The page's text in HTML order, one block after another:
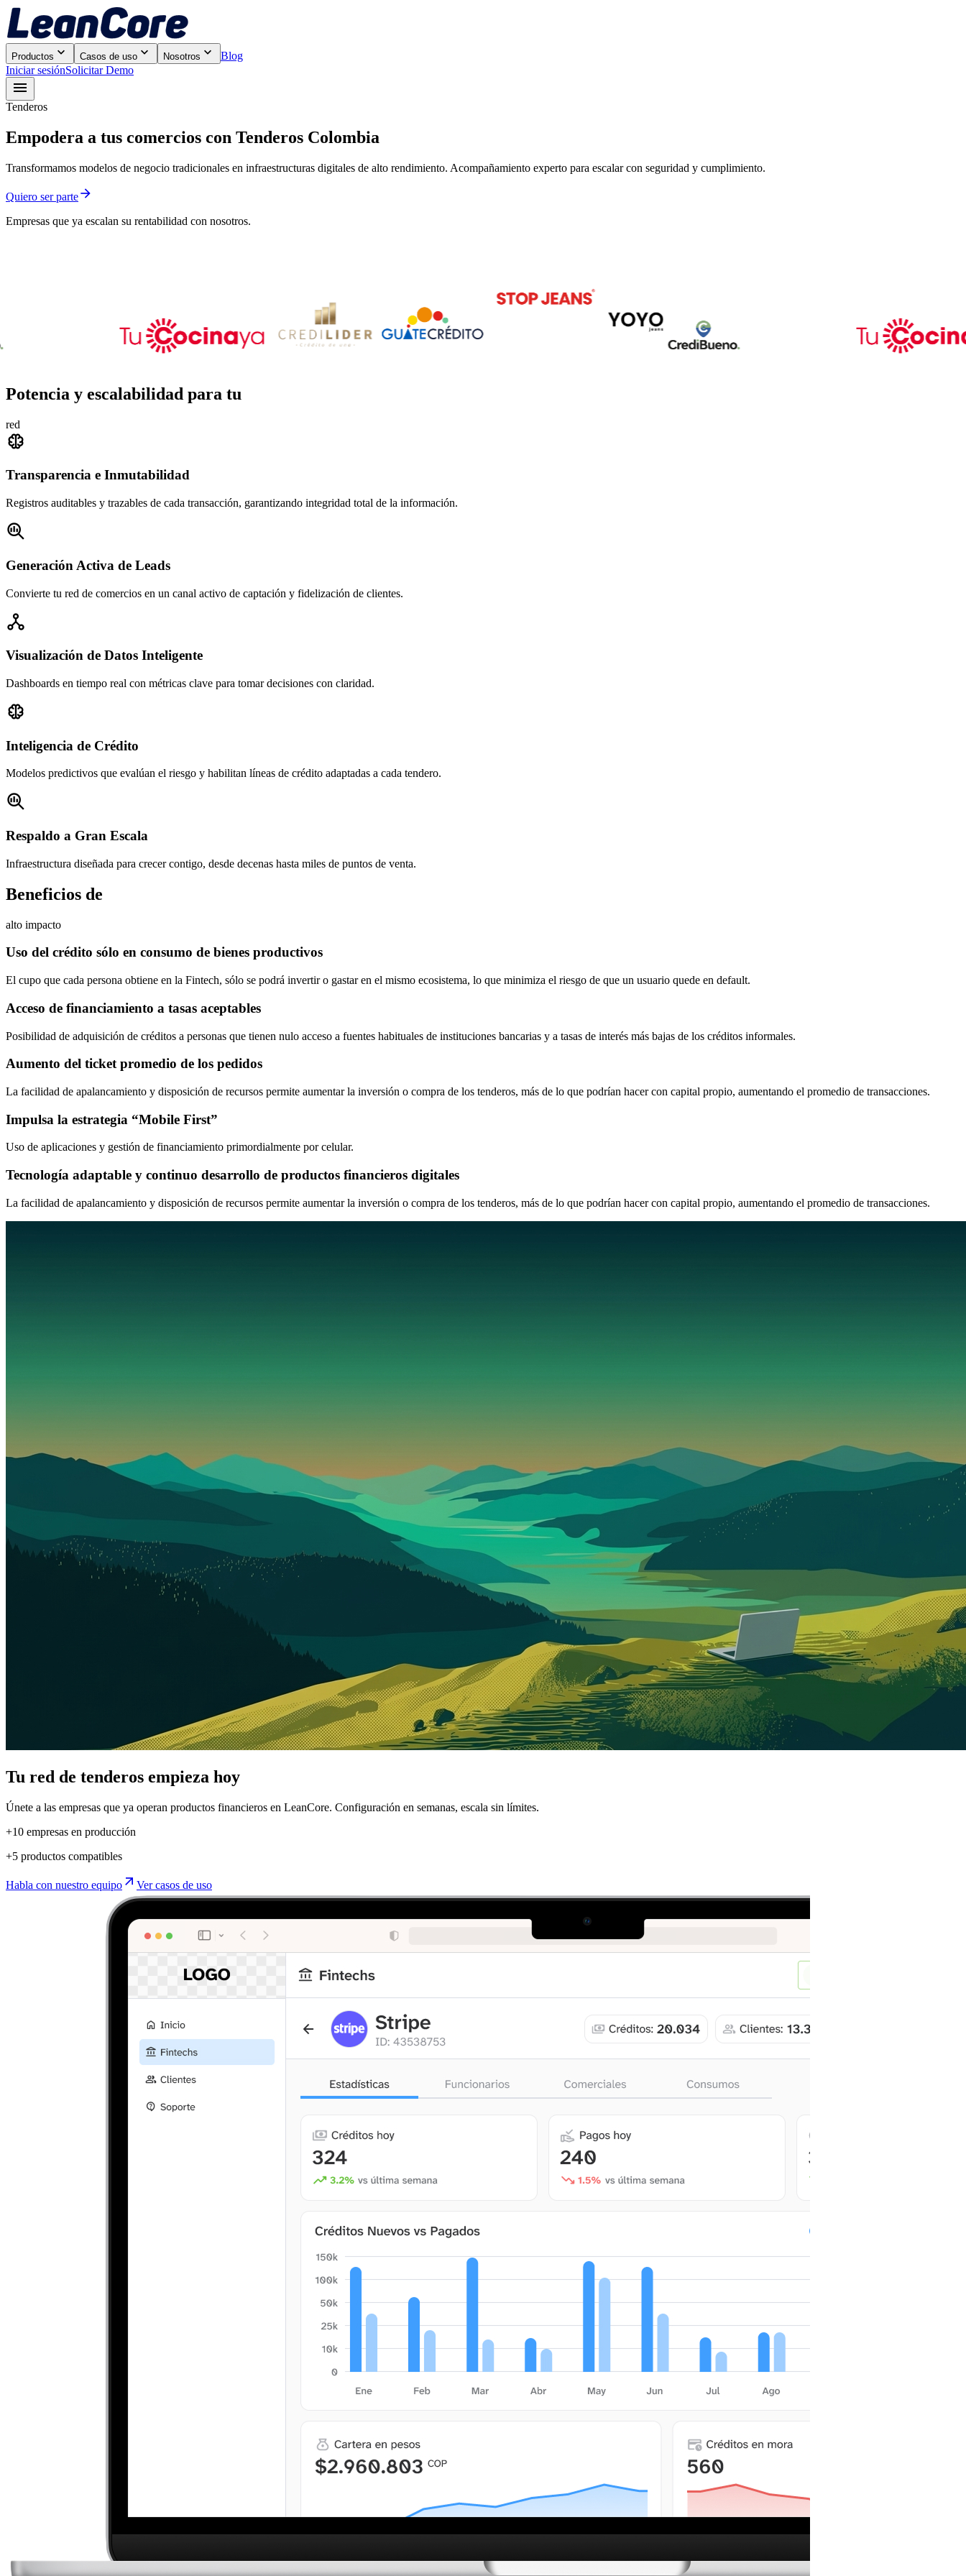
Productos  Casos de uso  Nosotros 
Blog
Iniciar sesiónSolicitar Demo

Tenderos
Empodera a tus comercios con Tenderos Colombia
Transformamos modelos de negocio tradicionales en infraestructuras digitales de alto rendimiento. Acompañamiento experto para escalar con seguridad y cumplimiento.
Quiero ser parte
Empresas que ya escalan su rentabilidad con nosotros.
Potencia y escalabilidad para tu
red

Transparencia e Inmutabilidad
Registros auditables y trazables de cada transacción, garantizando integridad total de la información.

Generación Activa de Leads
Convierte tu red de comercios en un canal activo de captación y fidelización de clientes.

Visualización de Datos Inteligente
Dashboards en tiempo real con métricas clave para tomar decisiones con claridad.

Inteligencia de Crédito
Modelos predictivos que evalúan el riesgo y habilitan líneas de crédito adaptadas a cada tendero.

Respaldo a Gran Escala
Infraestructura diseñada para crecer contigo, desde decenas hasta miles de puntos de venta.
Beneficios de
alto impacto
Uso del crédito sólo en consumo de bienes productivos
El cupo que cada persona obtiene en la Fintech, sólo se podrá invertir o gastar en el mismo ecosistema, lo que minimiza el riesgo de que un usuario quede en default.
Acceso de financiamiento a tasas aceptables
Posibilidad de adquisición de créditos a personas que tienen nulo acceso a fuentes habituales de instituciones bancarias y a tasas de interés más bajas de los créditos informales.
Aumento del ticket promedio de los pedidos
La facilidad de apalancamiento y disposición de recursos permite aumentar la inversión o compra de los tenderos, más de lo que podrían hacer con capital propio, aumentando el promedio de transacciones.
Impulsa la estrategia “Mobile First”
Uso de aplicaciones y gestión de financiamiento primordialmente por celular.
Tecnología adaptable y continuo desarrollo de productos financieros digitales
La facilidad de apalancamiento y disposición de recursos permite aumentar la inversión o compra de los tenderos, más de lo que podrían hacer con capital propio, aumentando el promedio de transacciones.
Tu red de tenderos empieza hoy
Únete a las empresas que ya operan productos financieros en LeanCore. Configuración en semanas, escala sin límites.
+10 empresas en producción
+5 productos compatibles
Habla con nuestro equipo  Ver casos de uso